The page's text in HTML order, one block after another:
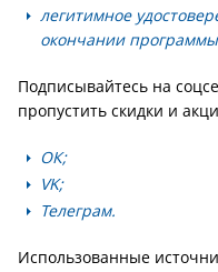
легитимное
окончании
Подписывайтесь на
пропустить скидки и
ОК;
VK;
Телеграм.
Использованные